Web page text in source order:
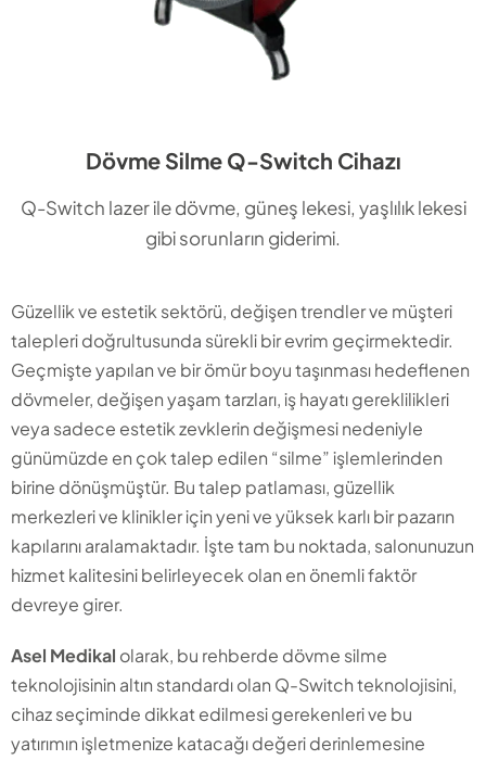
Dövme Silme Q-Switch Cihazı
Q-Switch lazer ile dövme, güneş lekesi, yaşlılık lekesi
gibi sorunların giderimi.
Güzellik ve estetik sektörü, değişen trendler ve müşteri
talepleri doğrultusunda sürekli bir evrim geçirmektedir.
Geçmişte yapılan ve bir ömür boyu taşınması hedeflenen
dövmeler, değişen yaşam tarzları, iş hayatı gereklilikleri
veya sadece estetik zevklerin değişmesi nedeniyle
günümüzde en çok talep edilen “silme” işlemlerinden
birine dönüşmüştür. Bu talep patlaması, güzellik
merkezleri ve klinikler için yeni ve yüksek karlı bir pazarın
kapılarını aralamaktadır. İşte tam bu noktada, salonunuzun
hizmet kalitesini belirleyecek olan en önemli faktör
devreye girer.
Asel Medikal olarak, bu rehberde dövme silme
teknolojisinin altın standardı olan Q-Switch teknolojisini,
cihaz seçiminde dikkat edilmesi gerekenleri ve bu
yatırımın işletmenize katacağı değeri derinlemesine